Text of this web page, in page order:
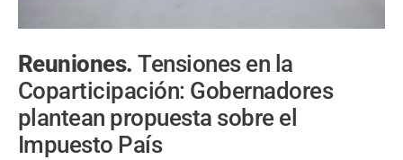
Reuniones.Tensiones en la
Coparticipación: Gobernadores
plantean propuesta sobre el
Impuesto País